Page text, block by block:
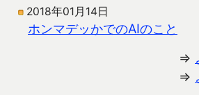
2018年01月14日
ホンマデッかでのAIのこと
⇒
⇒